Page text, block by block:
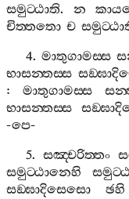
සමුට‍්ඨාති. න
චිත‍්තතො ච
4. මාතුගාමස‍්ස
භාසන‍්තස‍්ස
:මාතුගාමස‍්ස
භාසන‍්තස‍්ස
-පෙ-
5. සඤ‍්චරිත‍්තං
සමුට‍්ඨානෙහි
සඞ‍්ඝාදිසෙසො
ඡහි